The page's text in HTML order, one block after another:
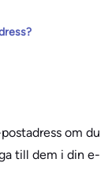
om du
till dem i din e-